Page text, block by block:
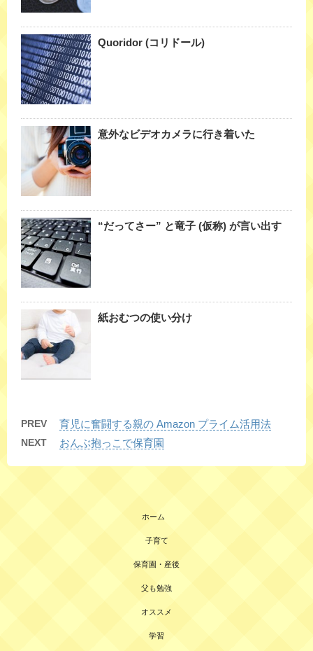
Quoridor (コリドール)
意外なビデオカメラに行き着いた
“だってさー” と竜子 (仮称) が言い出す
紙おむつの使い分け
PREV 育児に奮闘する親の Amazon プライム活用法
NEXT おんぶ抱っこで保育園
ホーム
子育て
保育園・産後
父も勉強
オススメ
学習